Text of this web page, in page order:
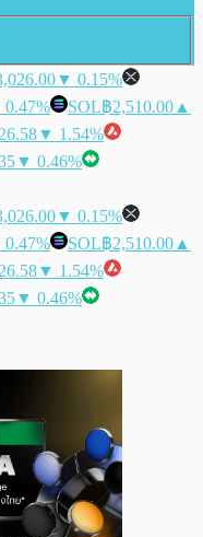
▼ 0.15%
SOL฿2,510.00 ▲
▼ 1.54%
▼ 0.46%
▼ 0.15%
SOL฿2,510.00 ▲
▼ 1.54%
▼ 0.46%